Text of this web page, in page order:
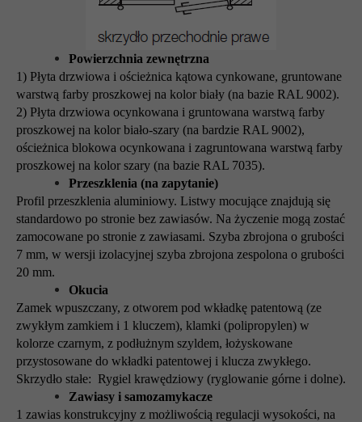
Powierzchnia zewnętrzna
1) Płyta drzwiowa i ościeżnica kątowa cynkowane, gruntowane
warstwą farby proszkowej na kolor biały (na bazie RAL 9002).
2) Płyta drzwiowa ocynkowana i gruntowana warstwą farby
proszkowej na kolor biało-szary (na bardzie RAL 9002),
ościeżnica blokowa ocynkowana i zagruntowana warstwą farby
proszkowej na kolor szary (na bazie RAL 7035).
Przeszklenia (na zapytanie)
Profil przeszklenia aluminiowy. Listwy mocujące znajdują się
standardowo po stronie bez zawiasów. Na życzenie mogą zostać
zamocowane po stronie z zawiasami. Szyba zbrojona o grubości
7 mm, w wersji izolacyjnej szyba zbrojona zespolona o grubości
20 mm.
Okucia
Zamek wpuszczany, z otworem pod wkładkę patentową (ze
zwykłym zamkiem i 1 kluczem), klamki (polipropylen) w
kolorze czarnym, z podłużnym szyldem, łożyskowane
przystosowane do wkładki patentowej i klucza zwykłego.
Skrzydło stałe: Rygiel krawędziowy (ryglowanie górne i dolne).
Zawiasy i samozamykacze
1 zawias konstrukcyjny z możliwością regulacji wysokości, na